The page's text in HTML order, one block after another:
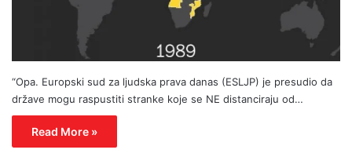
“Opa. Europski sud za ljudska prava danas (ESLJP) je presudio da
države mogu raspustiti stranke koje se NE distanciraju od…
Read More »